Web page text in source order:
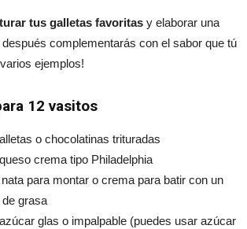
tus galletas favoritas y elaborar una
complementarás con el sabor que tú
ejemplos!
12 vasitos
o chocolatinas trituradas
crema tipo Philadelphia
para montar o crema para batir con un
grasa
glas o impalpable (puedes usar azúcar